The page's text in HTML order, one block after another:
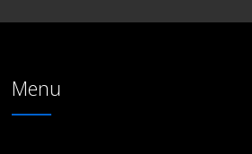
Menu